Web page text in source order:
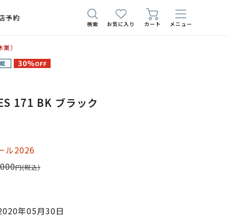
予約
検索 お気に入り カート メニュー
）
171 BK ブラック
ル2026
円(税込)
年05月30日